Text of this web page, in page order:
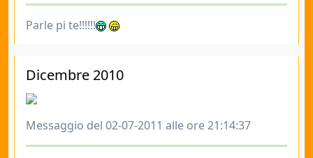
Parle pi te!!!!!!
Dicembre 2010
Messaggio del 02-07-2011 alle ore 21:14:37